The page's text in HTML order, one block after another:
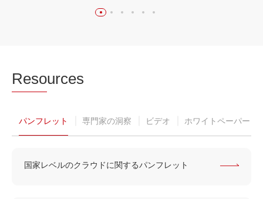
Resources
パンフレット 専門家の洞察 ビデオ ホワイトペーパー
国家レベルのクラウドに関するパンフレット